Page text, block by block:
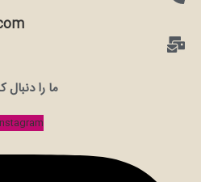
ما را دنبال